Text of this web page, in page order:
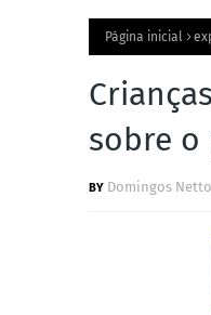
Página inicial
sobre
Domingos Netto